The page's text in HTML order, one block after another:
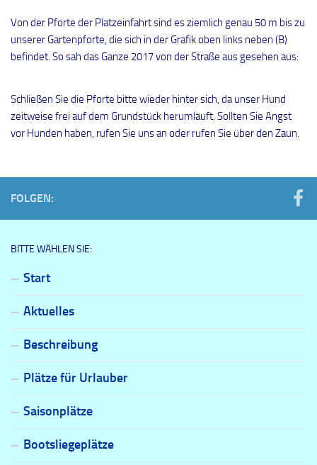
Von der Pforte der Platzeinfahrt sind es ziemlich genau 50 m bis zu
unserer Gartenpforte, die sich in der Grafik oben links neben (B)
befindet. So sah das Ganze 2017 von der Straße aus gesehen aus:
Schließen Sie die Pforte bitte wieder hinter sich, da unser Hund
zeitweise frei auf dem Grundstück herumläuft. Sollten Sie Angst
vor Hunden haben, rufen Sie uns an oder rufen Sie über den Zaun.
FOLGEN:
BITTE WÄHLEN SIE:
Start
Aktuelles
Beschreibung
Plätze für Urlauber
Saisonplätze
Bootsliegeplätze